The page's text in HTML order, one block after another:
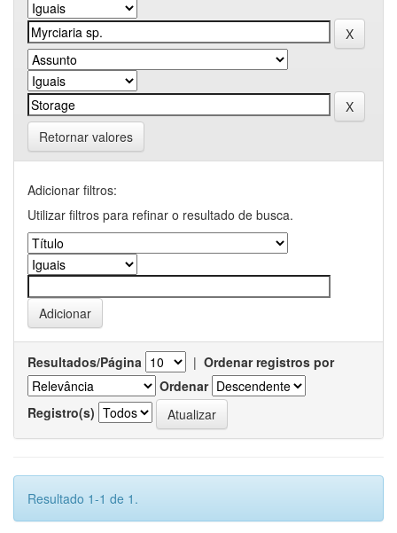
Retornar valores
Adicionar filtros:
Utilizar filtros para refinar o resultado de busca.
Resultados/Página | Ordenar registros por
Ordenar
Registro(s)
Resultado 1-1 de 1.